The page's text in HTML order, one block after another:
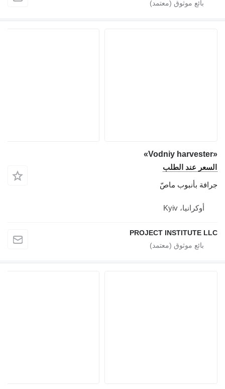
«Vodniy harvester»
السعر عند الطلب
جرافة بأنبوب ماصّ
أوكرانيا، Kyiv
PROJECT INSTITUTE LLC